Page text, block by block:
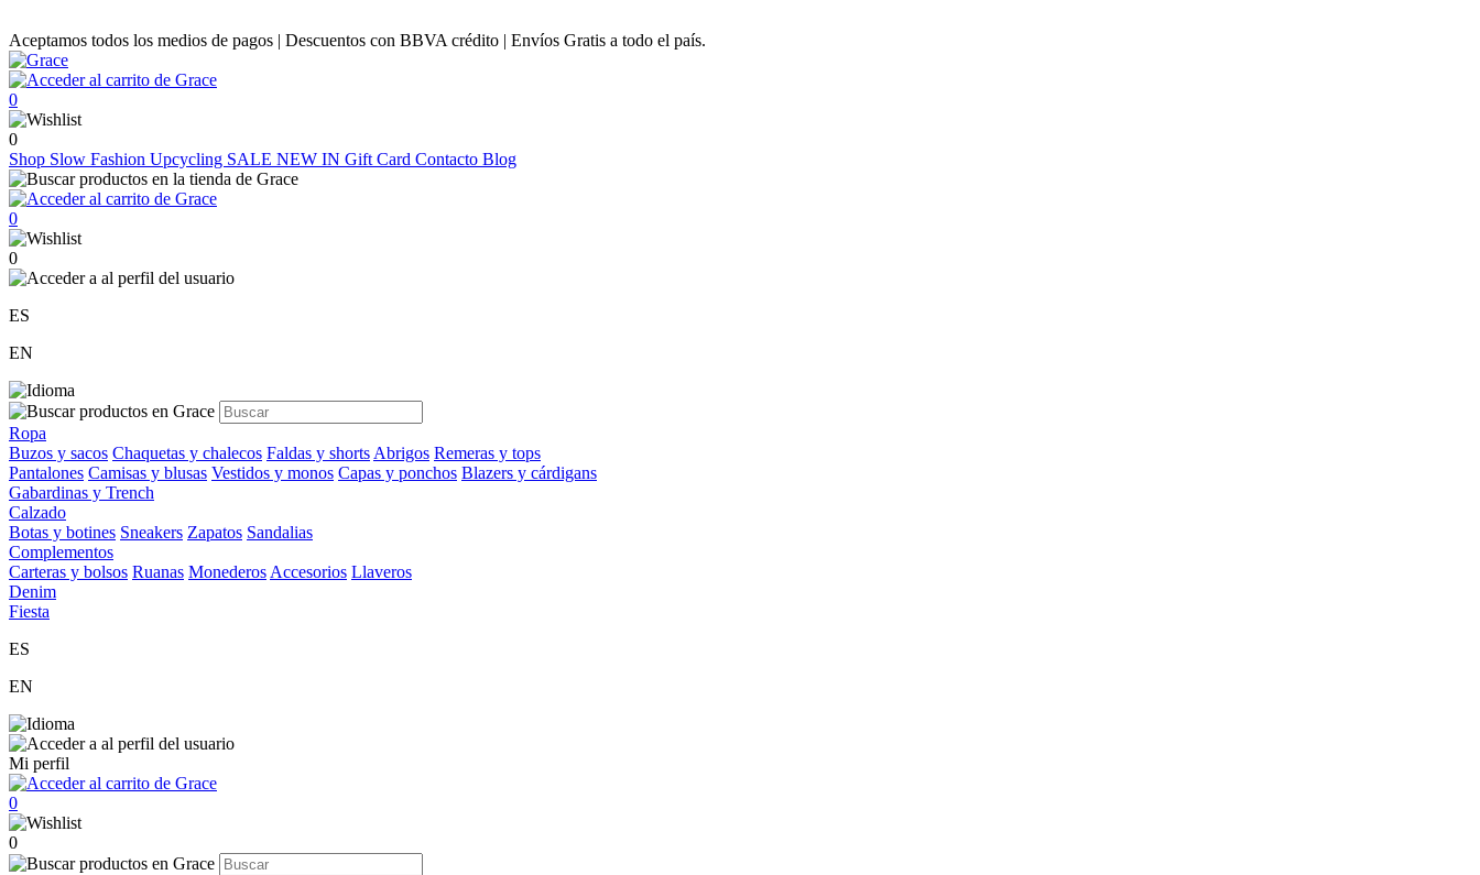
Aceptamos todos los medios de pagos | Descuentos con BBVA crédito | Envíos Gratis a todo el país.
0
0
Shop Slow Fashion Upcycling SALE NEW IN Gift Card Contacto Blog
0
0
ES
EN
Ropa
Buzos y sacos Chaquetas y chalecos Faldas y shorts Abrigos Remeras y tops
Pantalones Camisas y blusas Vestidos y monos Capas y ponchos Blazers y cárdigans
Gabardinas y Trench
Calzado
Botas y botines Sneakers Zapatos Sandalias
Complementos
Carteras y bolsos Ruanas Monederos Accesorios Llaveros
Denim
Fiesta
ES
EN
Mi perfil
0
0